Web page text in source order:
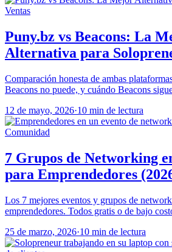
Ventas
Puny.bz vs Beacons: La
Alternativa para
Comparación honesta de ambas
Beacons no puede, y cuándo Beacons
12 de mayo, 2026·10 min de lectura
Comunidad
7 Grupos de Networking
para Emprendedores
Los 7 mejores eventos y grupos de
emprendedores. Todos gratis o de bajo
25 de marzo, 2026·10 min de lectura